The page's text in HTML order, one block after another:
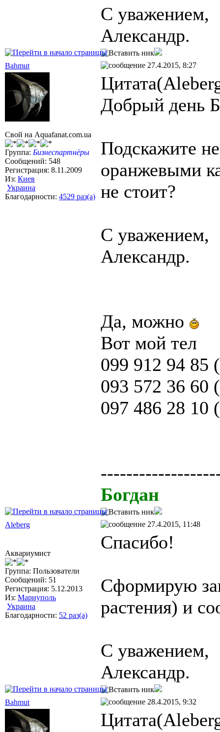
С уважением,
Александр.
Bahmut 27.4.2015, 8:27
Свой на Aquafanat.com.ua
Группа: Бизнеспартнёры
Сообщений: 548
Регистрация: 8.11.2009
Из: Киев
Украина
Благодарности: 4529 раз(а)
Добрый день
Подскажите
оранжевыми
не стоит?
С уважением,
Александр.
Да, можно
Вот мой тел
099 912 94 85
093 572 36 60
097 486 28 10
Богдан
Aleberg 27.4.2015, 11:48
Аквариумист
Группа: Пользователи
Сообщений: 51
Регистрация: 5.12.2013
Из: Мариуполь
Украина
Благодарности: 52 раз(а)
Спасибо!
Сформирую
растения) и
С уважением,
Александр.
Bahmut 28.4.2015, 9:32